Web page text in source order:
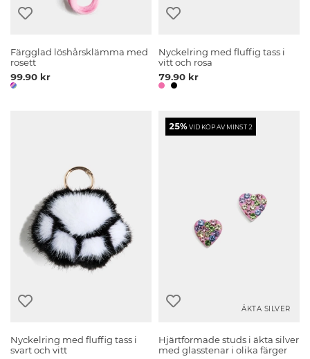
Färgglad löshårsklämma med
rosett
99.90 kr
Nyckelring med fluffig tass i
vitt och rosa
79.90 kr
Nyckelring med fluffig tass i
svart och vitt
25%VID KÖP AV MINST 2
ÄKTA SILVER
Hjärtformade studs i äkta silver
med glasstenar i olika färger